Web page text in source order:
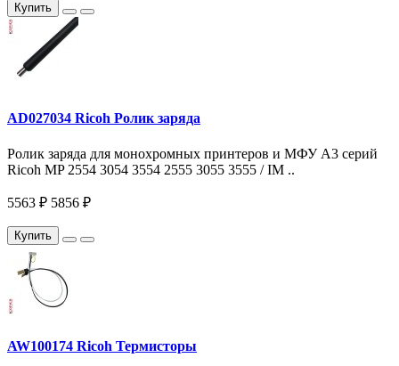
Купить
AD027034 Ricoh Ролик заряда
Ролик заряда для монохромных принтеров и МФУ A3 серий
Ricoh MP 2554 3054 3554 2555 3055 3555 / IM ..
5563 ₽ 5856 ₽
Купить
AW100174 Ricoh Термисторы